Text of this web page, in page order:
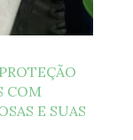
COM
E SUAS